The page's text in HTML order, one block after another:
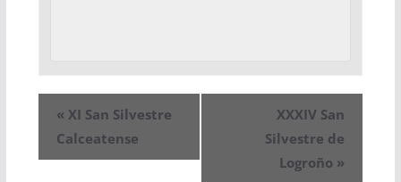
« XI San Silvestre
Calceatense
XXXIV San
Silvestre de
Logroño »